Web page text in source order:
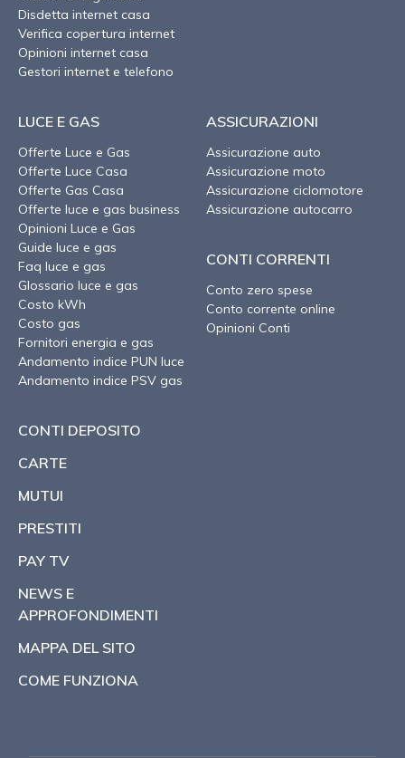
Disdetta internet casa
Verifica copertura internet
Opinioni internet casa
Gestori internet e telefono
LUCE E GAS
Offerte Luce e Gas
Offerte Luce Casa
Offerte Gas Casa
Offerte luce e gas business
Opinioni Luce e Gas
Guide luce e gas
Faq luce e gas
Glossario luce e gas
Costo kWh
Costo gas
Fornitori energia e gas
Andamento indice PUN luce
Andamento indice PSV gas
ASSICURAZIONI
Assicurazione auto
Assicurazione moto
Assicurazione ciclomotore
Assicurazione autocarro
CONTI CORRENTI
Conto zero spese
Conto corrente online
Opinioni Conti
CONTI DEPOSITO
CARTE
MUTUI
PRESTITI
PAY TV
NEWS E
APPROFONDIMENTI
MAPPA DEL SITO
COME FUNZIONA